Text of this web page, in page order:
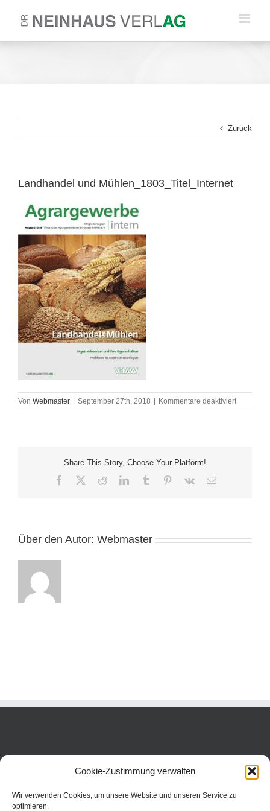
Cookie-Zustimmung verwalten
Wir verwenden Cookies, um unsere Website und unseren Service zu
optimieren.
springen
Zurück
Landhandel und Mühlen_1803_Titel_Internet
Von Webmaster September 27th, 2018 Kommentare deaktiviertfür
Share This Story, Choose Your Platform!
Facebook RedditLinkedInTumblr Pinterest
Vk
E-
Über den Autor: Webmaster